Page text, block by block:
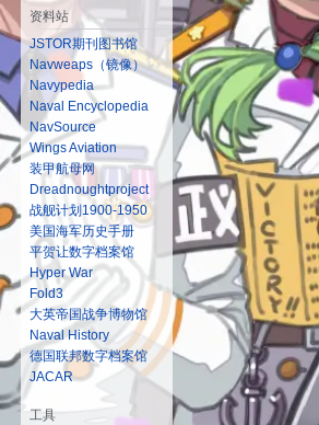
资料站
JSTOR期刊图书馆
Navweaps（镜像）
Navypedia
Naval Encyclopedia
NavSource
Wings Aviation
装甲航母网
Dreadnoughtproject
战舰计划1900-1950
美国海军历史手册
平贺让数字档案馆
Hyper War
Fold3
大英帝国战争博物馆
Naval History
德国联邦数字档案馆
JACAR
工具